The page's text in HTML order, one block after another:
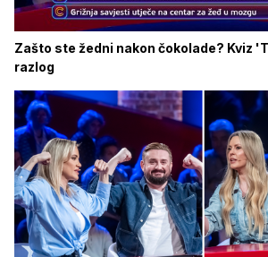
Zašto ste žedni nakon čokolade? Kviz
razlog